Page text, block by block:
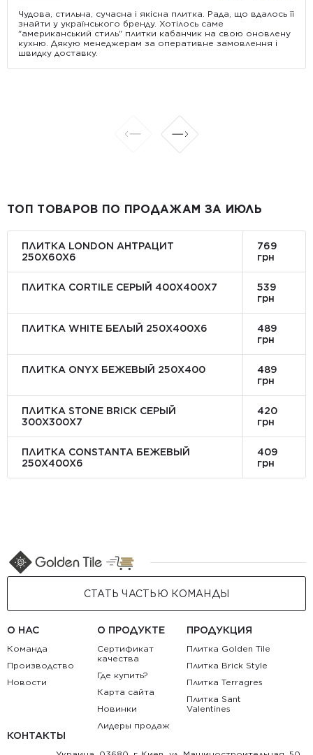
Чудова, стильна, сучасна і якісна плитка. Рада, що вдалось її
знайти у українського бренду. Хотілось саме
"американський стиль" плитки кабанчик на свою оновлену
кухню. Дякую менеджерам за оперативне замовлення і
швидку доставку.
ТОП ТОВАРОВ ПО ПРОДАЖАМ ЗА ИЮЛЬ
ПЛИТКА LONDON АНТРАЦИТ
250Х60Х6
769
грн
ПЛИТКА CORTILE СЕРЫЙ 400X400X7
539
грн
ПЛИТКА WHITE БЕЛЫЙ 250Х400Х6
489
грн
ПЛИТКА ONYX БЕЖЕВЫЙ 250X400
489
грн
ПЛИТКА STONE BRICK СЕРЫЙ
300Х300X7
420
грн
ПЛИТКА CONSTANTA БЕЖЕВЫЙ
250Х400X6
409
грн
СТАТЬ ЧАСТЬЮ КОМАНДЫ
О НАС
Команда
Производство
Новости
О ПРОДУКТЕ
Сертификат
качества
Где купить?
Карта сайта
Новинки
Лидеры продаж
ПРОДУКЦИЯ
Плитка Golden Tile
Плитка Brick Style
Плитка Terragres
Плитка Sant
Valentines
КОНТАКТЫ